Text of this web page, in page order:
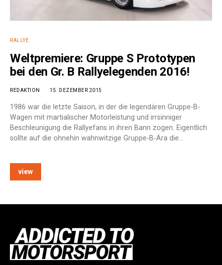
RALLYE
Weltpremiere: Gruppe S Prototypen
bei den Gr. B Rallyelegenden 2016!
REDAKTION 15. DEZEMBER 2015
1986 war die letzte Saison, in der die legendären Gruppe-B-
Wagen mit martialischer Motorleistung und irrsinniger
Beschleunigung die Rallyefans in ihren Bann zogen. Eigentlich
sollte auf die ohnehin wahnwitzige Gruppe-B-Ära die…
view